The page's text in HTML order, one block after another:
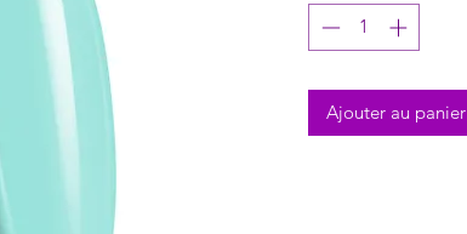
Ajouter au panier